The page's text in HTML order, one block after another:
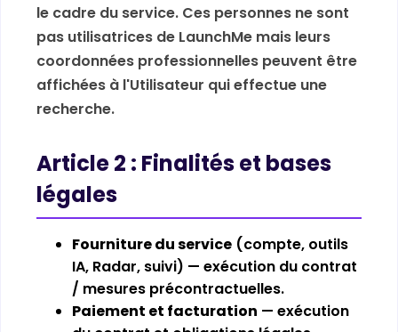
le cadre du service. Ces personnes ne sont
pas utilisatrices de LaunchMe mais leurs
coordonnées professionnelles peuvent être
affichées à l'Utilisateur qui effectue une
recherche.
Article 2 : Finalités et bases
légales
Fourniture du service (compte, outils
IA, Radar, suivi) — exécution du contrat
/ mesures précontractuelles.
Paiement et facturation — exécution